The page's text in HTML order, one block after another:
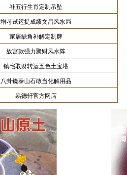
补五行生肖定制吊坠
增考试运提成绩文昌风水局
家居缺角补解定制牌
故宫款强力聚财风水阵
镇宅取财转运五色土宝塔
八卦镜泰山石敢当化解用品
易德轩官方网店